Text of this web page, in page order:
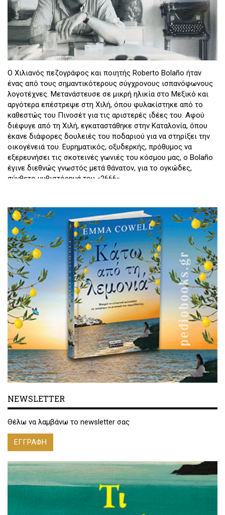
Ο Χιλιανός πεζογράφος και ποιητής Roberto Bolaño ήταν
ένας από τους σημαντικότερους σύγχρονους ισπανόφωνους
λογοτέχνες. Μετανάστευσε σε μικρή ηλικία στο Μεξικό και
αργότερα επέστρεψε στη Χιλή, όπου φυλακίστηκε από το
καθεστώς του Πινοσέτ για τις αριστερές ιδέες του. Αφού
διέφυγε από τη Χιλή, εγκαταστάθηκε στην Καταλονία, όπου
έκανε διάφορες δουλειές του ποδαριού για να στηρίξει την
οικογένειά του. Ευρηματικός, οξυδερκής, πρόθυμος να
εξερευνήσει τις σκοτεινές γωνιές του κόσμου μας, ο Bolaño
έγινε διεθνώς γνωστός μετά θάνατον, για το ογκώδες,
σύνθετο μυθιστόρημά του «2666».
NEWSLETTER
Θέλω να λαμβάνω το newsletter σας
ΕΓΓΡΑΦΗ